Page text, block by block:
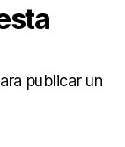
publicar un